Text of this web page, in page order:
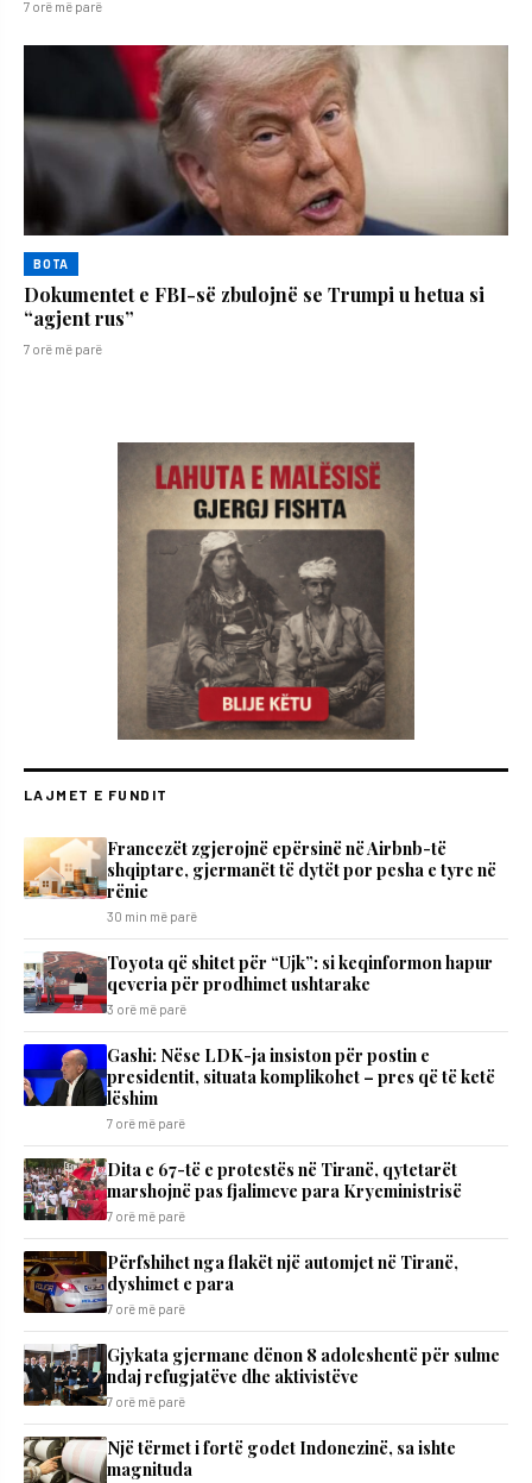
7 orë më parë
BOTA
Dokumentet e FBI-së zbulojnë se Trumpi u hetua si
“agjent rus”
7 orë më parë
LAJMET E FUNDIT
Francezët zgjerojnë epërsinë në Airbnb-të
shqiptare, gjermanët të dytët por pesha e tyre në
rënie
30 min më parë
Toyota që shitet për “Ujk”: si keqinformon hapur
qeveria për prodhimet ushtarake
3 orë më parë
Gashi: Nëse LDK-ja insiston për postin e
presidentit, situata komplikohet – pres që të ketë
lëshim
7 orë më parë
Dita e 67-të e protestës në Tiranë, qytetarët
marshojnë pas fjalimeve para Kryeministrisë
7 orë më parë
Përfshihet nga flakët një automjet në Tiranë,
dyshimet e para
7 orë më parë
Gjykata gjermane dënon 8 adoleshentë për sulme
ndaj refugjatëve dhe aktivistëve
7 orë më parë
Një tërmet i fortë godet Indonezinë, sa ishte
magnituda